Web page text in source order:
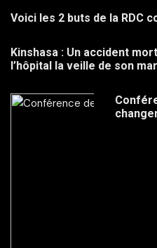
Voici les 2 buts de la RDC
Kinshasa : Un accident
l’hôpital la veille de son